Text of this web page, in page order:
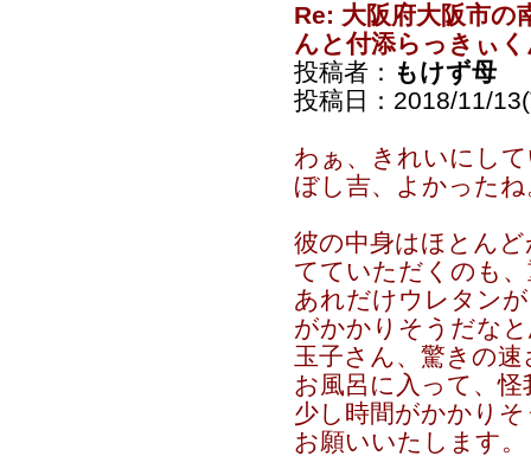
Re: 大阪府大阪市の
んと付添らっきぃ
投稿者： もけず母
投稿日：2018/11/
わぁ、きれいにし
ぼし吉、よかったね
彼の中身はほとん
てていただくのも
あれだけウレタン
がかかりそうだな
玉子さん、驚きの速
お風呂に入って、
少し時間がかかり
お願いいたします。